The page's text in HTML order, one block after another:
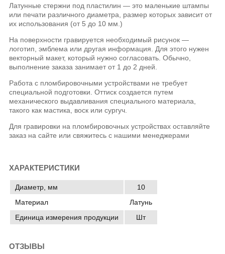
Латунные стержни под пластилин — это маленькие штампы
или печати различного диаметра, размер которых зависит от
их использования (от 5 до 10 мм.)
На поверхности гравируется необходимый рисунок —
логотип, эмблема или другая информация. Для этого нужен
векторный макет, который нужно согласовать. Обычно,
выполнение заказа занимает от 1 до 2 дней.
Работа с пломбировочными устройствами не требует
специальной подготовки. Оттиск создается путем
механического выдавливания специального материала,
такого как мастика, воск или сургуч.
Для гравировки на пломбировочных устройствах оставляйте
заказ на сайте или свяжитесь с нашими менеджерами
ХАРАКТЕРИСТИКИ
Диаметр, мм
10
Материал
Латунь
Единица измерения продукции
Шт
ОТЗЫВЫ